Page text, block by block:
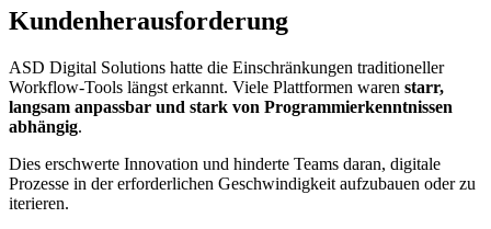
Kundenherausforderung
ASD Digital Solutions hatte die Einschränkungen traditioneller
Workflow-Tools längst erkannt. Viele Plattformen waren starr,
langsam anpassbar und stark von Programmierkenntnissen
abhängig.
Dies erschwerte Innovation und hinderte Teams daran, digitale
Prozesse in der erforderlichen Geschwindigkeit aufzubauen oder zu
iterieren.